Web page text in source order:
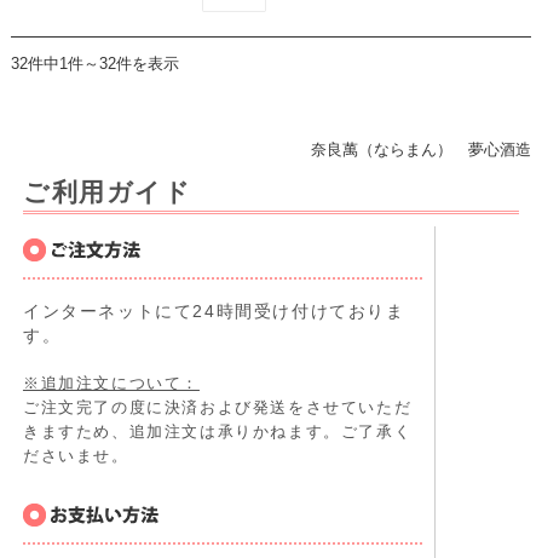
32件中1件～32件を表示
奈良萬（ならまん） 夢心酒造
ご利用ガイド
インターネットにて24時間受け付けておりま
す。
※追加注文について：
ご注文完了の度に決済および発送をさせていただ
きますため、追加注文は承りかねます。ご了承く
ださいませ。